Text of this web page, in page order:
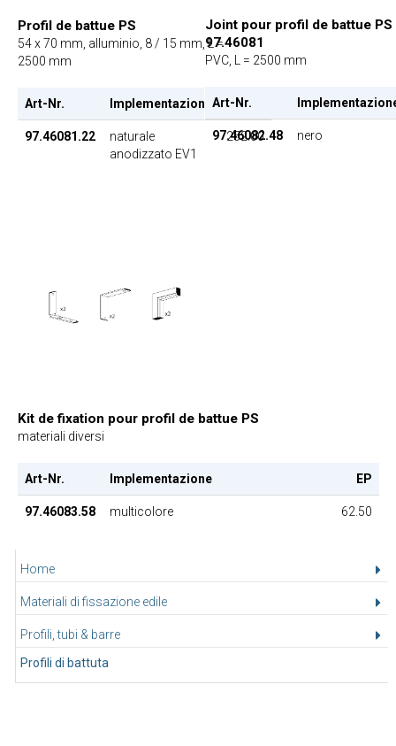
Home
Materiali di fissazione edile
Profili, tubi & barre
Profili di battuta
Profil de battue PS
54 x 70 mm, alluminio, 8 / 15 mm, L =
2500 mm
Art-Nr. Implementazione EP
97.46081.22
naturale
anodizzato EV1
252.00
Joint pour profil de battue PS
97.46081
PVC, L = 2500 mm
Art-Nr.
97.46082.48 nero
Kit de fixation pour profil de battue PS
materiali diversi
Art-Nr. Implementazione EP
97.46083.58 multicolore 62.50